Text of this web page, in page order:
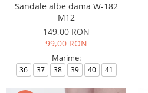
Sandale albe dama W-182
M12
149,00 RON
99,00 RON
Marime:
36 37 38 39 40 41